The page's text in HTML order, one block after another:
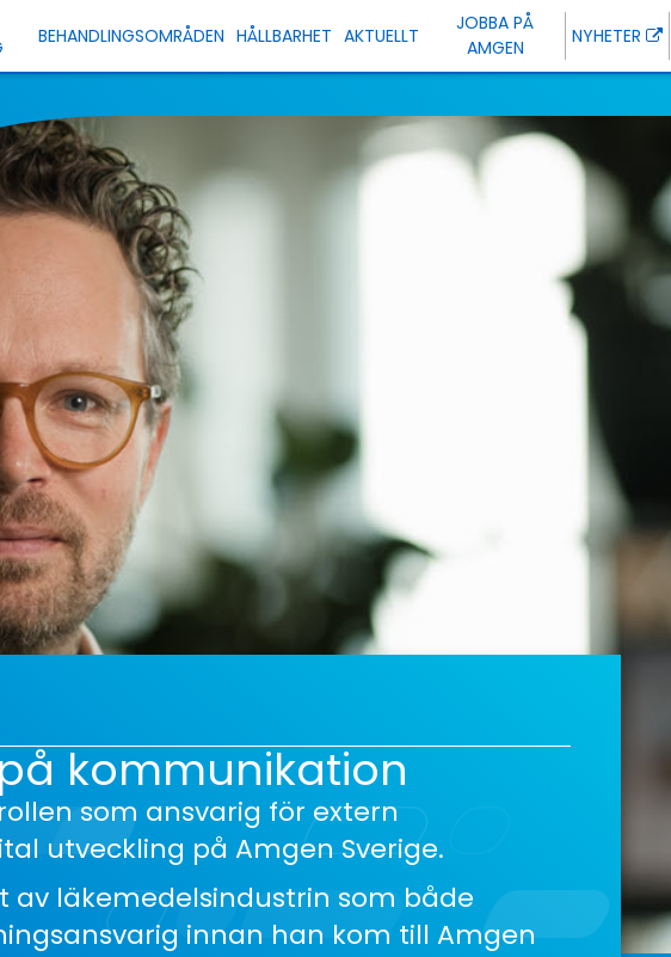
BEHANDLINGSOMRÅDEN HÅLLBARHET AKTUELLT
JOBBA PÅ
AMGEN
NYHETER
kommunikation
som ansvarig för extern
utveckling på Amgen Sverige.
av läkemedelsindustrin som både
innan han kom till Amgen